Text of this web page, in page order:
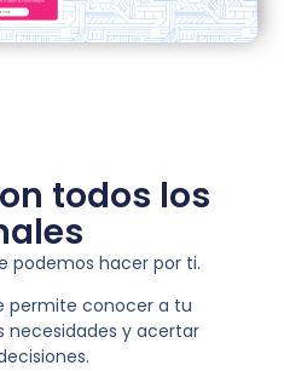
todos los
podemos hacer por ti.
permite conocer a tu
necesidades y acertar